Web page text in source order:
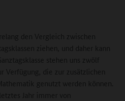
den Vergleich zwischen
ziehen, und daher kann
stehen uns zwölf
Verfügung, die zur zusätzlichen
genutzt werden können.
Jahr immer von